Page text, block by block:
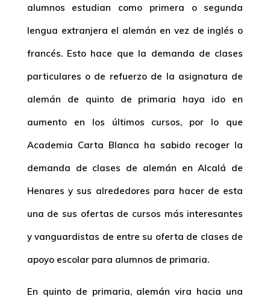
alumnos estudian como primera o segunda
lengua extranjera el alemán en vez de inglés o
francés. Esto hace que la demanda de clases
particulares o de refuerzo de la asignatura de
alemán de quinto de primaria haya ido en
aumento en los últimos cursos, por lo que
Academia Carta Blanca ha sabido recoger la
demanda de clases de alemán en Alcalá de
Henares y sus alrededores para hacer de esta
una de sus ofertas de cursos más interesantes
y vanguardistas de entre su oferta de clases de
apoyo escolar para alumnos de primaria.
En quinto de primaria, alemán vira hacia una